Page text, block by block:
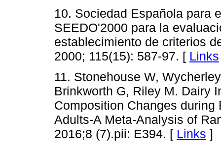
10. Sociedad Española para
SEEDO'2000 para la
establecimiento de criterios
2000; 115(15): 587-97. [ Links
11. Stonehouse W,
Brinkworth G, Riley M. Dairy
Composition Changes during
Adults-A Meta-Analysis of
2016;8 (7).pii: E394. [ Links ]